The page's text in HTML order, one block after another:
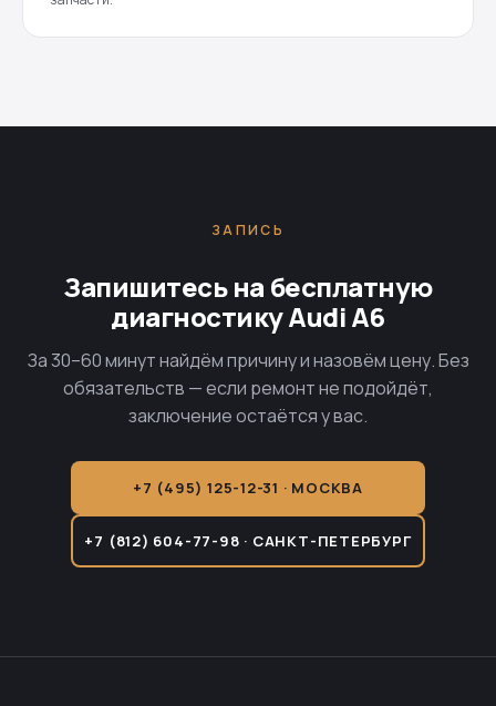
ЗАПИСЬ
Запишитесь на бесплатную
диагностику Audi A6
За 30–60 минут найдём причину и назовём цену. Без
обязательств — если ремонт не подойдёт,
заключение остаётся у вас.
+7 (495) 125-12-31 · МОСКВА
+7 (812) 604-77-98 · САНКТ-ПЕТЕРБУРГ